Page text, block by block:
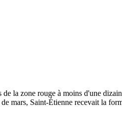
la zone rouge à moins d'une
mars, Saint-Étienne recevait la